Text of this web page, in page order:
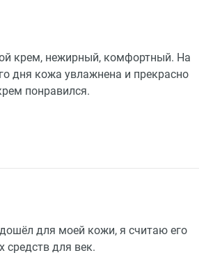
крем, нежирный, комфортный. На
дня кожа увлажнена и прекрасно
понравился.
для моей кожи, я считаю его
средств для век.